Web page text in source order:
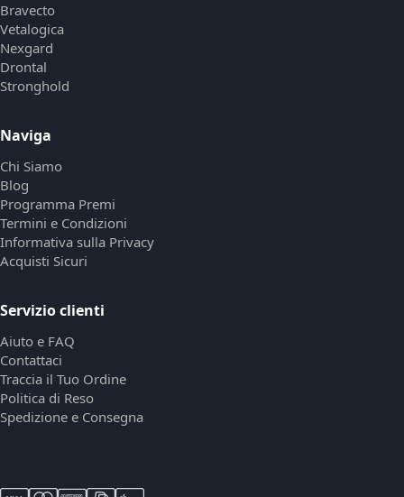
Bravecto
Vetalogica
Nexgard
Drontal
Stronghold
Naviga
Chi Siamo
Blog
Programma Premi
Termini e Condizioni
Informativa sulla Privacy
Acquisti Sicuri
Servizio clienti
Aiuto e FAQ
Contattaci
Traccia il Tuo Ordine
Politica di Reso
Spedizione e Consegna